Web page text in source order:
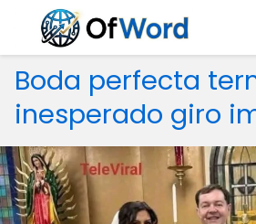
Boda perfecta
inesperado giro